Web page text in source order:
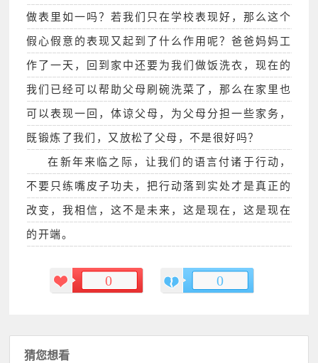
做表里如一吗？若我们只在学校表现好，那么这个
假心假意的表现又起到了什么作用呢？爸爸妈妈工
作了一天，回到家中还要为我们做饭洗衣，现在的
我们已经可以帮助父母刷碗洗菜了，那么在家里也
可以表现一回，体谅父母，为父母分担一些家务，
既锻炼了我们，又放松了父母，不是很好吗？
在新年来临之际，让我们的语言付诸于行动，
不要只练嘴皮子功夫，把行动落到实处才是真正的
改变，我相信，这不是未来，这是现在，这是现在
的开端。
0 0
猜您想看